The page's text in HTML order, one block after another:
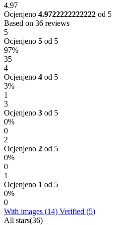
4.97
Ocjenjeno 4.9722222222222 od 5
Based on 36 reviews
5
Ocjenjeno 5 od 5
97%
35
4
Ocjenjeno 4 od 5
3%
1
3
Ocjenjeno 3 od 5
0%
0
2
Ocjenjeno 2 od 5
0%
0
1
Ocjenjeno 1 od 5
0%
0
With images (14) Verified (5)
All stars(36)